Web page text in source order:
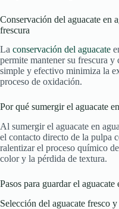
Conservación del aguacate en
frescura
La conservación del aguacate
permite mantener su frescura
simple y efectivo minimiza la
proceso de oxidación.
Por qué sumergir el aguacate
Al sumergir el aguacate en
el contacto directo de la pulpa
ralentizar el proceso químico
color y la pérdida de textura.
Pasos para guardar el
Selección del aguacate fresco